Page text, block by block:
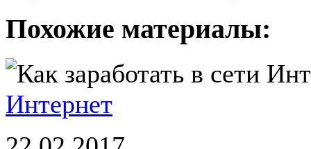
Похожие материалы:
Интернет